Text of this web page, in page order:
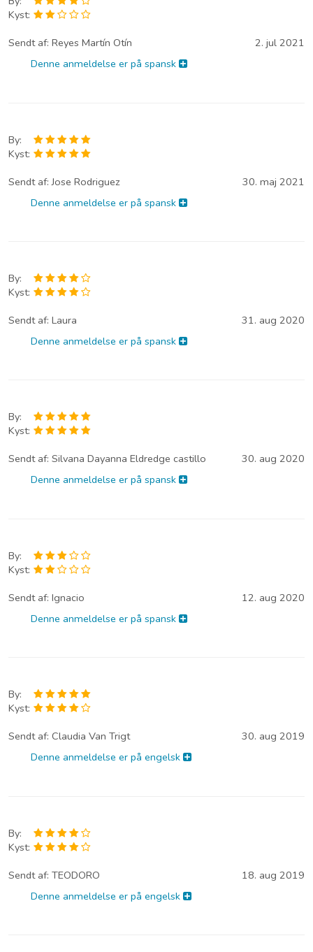
Kyst:
Sendt af: Reyes Martín Otín
2. jul 2021
Denne anmeldelse er på spansk
By:
Kyst:
Sendt af:Jose Rodriguez
30. maj 2021
Denne anmeldelse er på spansk
By:
Kyst:
Sendt af: Laura
31. aug 2020
Denne anmeldelse er på spansk
By:
Kyst:
Sendt af: Silvana Dayanna Eldredge castillo
30. aug 2020
Denne anmeldelse er på spansk
By:
Kyst:
Sendt af: Ignacio
12. aug 2020
Denne anmeldelse er på spansk
By:
Kyst:
Sendt af: Claudia Van Trigt
30. aug 2019
Denne anmeldelse er på engelsk
By:
Kyst:
Sendt af: TEODORO
18. aug 2019
Denne anmeldelse er på engelsk